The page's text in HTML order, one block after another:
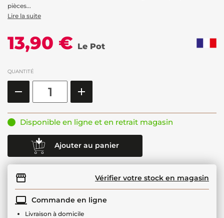
pièces...
Lire la suite
13,90 € Le Pot
QUANTITÉ
Disponible en ligne et en retrait magasin
Ajouter au panier
Vérifier votre stock en magasin
Commande en ligne
Livraison à domicile